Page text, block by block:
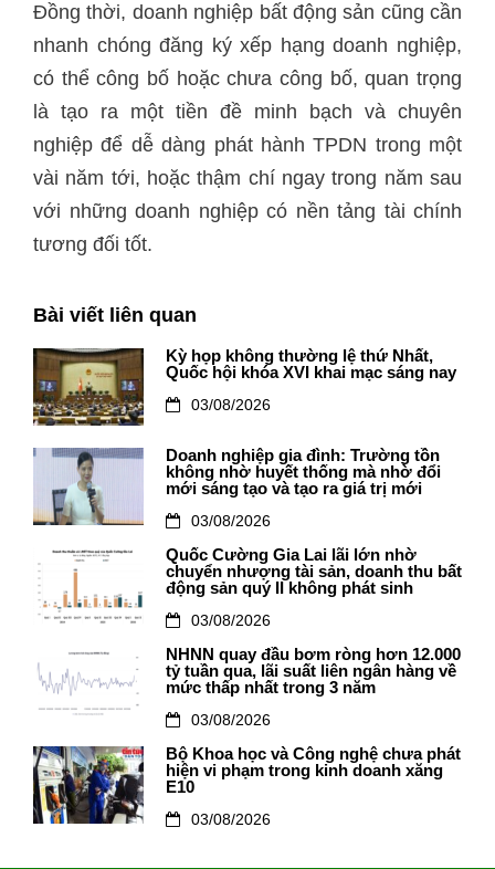
Đồng thời, doanh nghiệp bất động sản cũng cần
nhanh chóng đăng ký xếp hạng doanh nghiệp,
có thể công bố hoặc chưa công bố, quan trọng
là tạo ra một tiền đề minh bạch và chuyên
nghiệp để dễ dàng phát hành TPDN trong một
vài năm tới, hoặc thậm chí ngay trong năm sau
với những doanh nghiệp có nền tảng tài chính
tương đối tốt.
Bài viết liên quan
Kỳ họp không thường lệ thứ Nhất,
Quốc hội khóa XVI khai mạc sáng nay
03/08/2026
Doanh nghiệp gia đình: Trường tồn
không nhờ huyết thống mà nhờ đổi
mới sáng tạo và tạo ra giá trị mới
03/08/2026
Quốc Cường Gia Lai lãi lớn nhờ
chuyển nhượng tài sản, doanh thu bất
động sản quý II không phát sinh
03/08/2026
NHNN quay đầu bơm ròng hơn 12.000
tỷ tuần qua, lãi suất liên ngân hàng về
mức thấp nhất trong 3 năm
03/08/2026
Bộ Khoa học và Công nghệ chưa phát
hiện vi phạm trong kinh doanh xăng
E10
03/08/2026